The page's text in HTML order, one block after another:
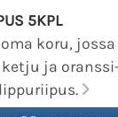
5KPL
koru, jossa
ja